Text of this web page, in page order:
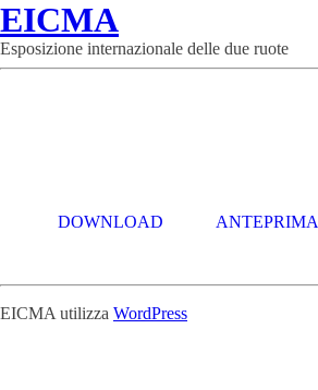
EICMA
Esposizione internazionale delle due ruote
DOWNLOAD ANTEPRIMA
EICMA utilizza WordPress